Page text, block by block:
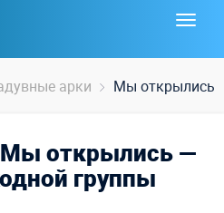
арки Мы открылись!
Мы открылись —
группы